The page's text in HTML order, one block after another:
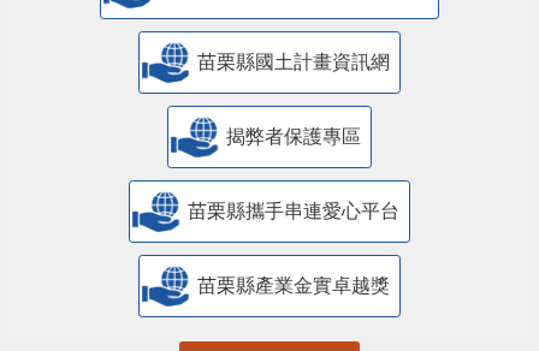
苗栗縣國土計畫資訊網
揭弊者保護專區
苗栗縣攜手串連愛心平台
苗栗縣產業金實卓越獎